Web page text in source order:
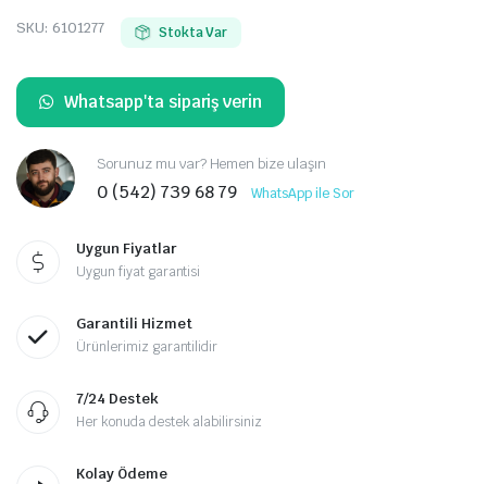
SKU: 6101277 Stokta Var
Whatsapp'ta sipariş verin
Sorunuz mu var? Hemen bize ulaşın
0 (542) 739 68 79 WhatsApp ile Sor
Uygun Fiyatlar
Uygun fiyat garantisi
Garantili Hizmet
Ürünlerimiz garantilidir
7/24 Destek
Her konuda destek alabilirsiniz
Kolay Ödeme